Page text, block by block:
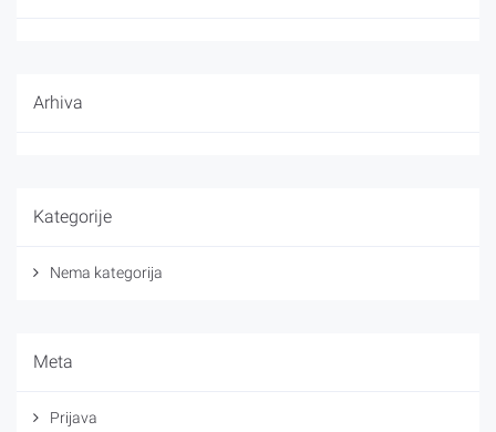
Arhiva
Kategorije
Nema kategorija
Meta
Prijava